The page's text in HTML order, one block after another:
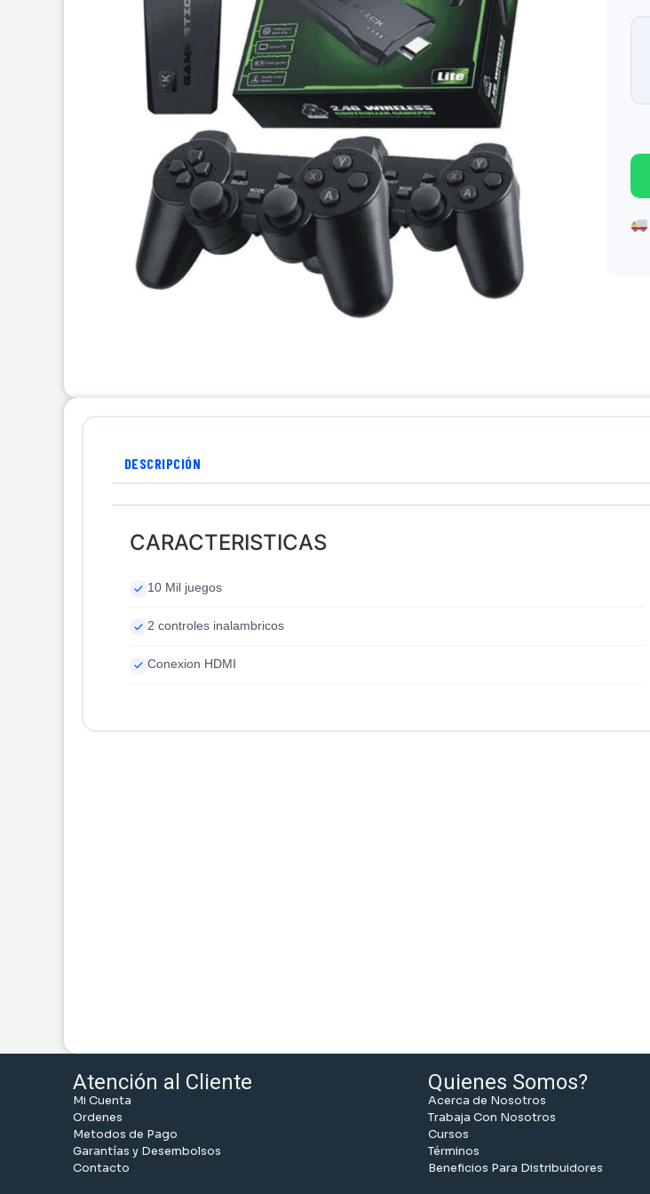
DESCRIPCIÓN
CARACTERISTICAS
10 Mil juegos
2 controles inalambricos
Conexion HDMI
Atención al Cliente
Mi Cuenta
Ordenes
Metodos de Pago
Garantías y Desembolsos
Contacto
Quienes Somos?
Acerca de Nosotros
Trabaja Con Nosotros
Cursos
Términos
Beneficios Para Distribuidores